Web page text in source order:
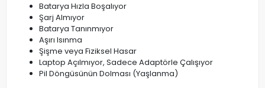
Batarya Hızla Boşalıyor
Şarj Almıyor
Batarya Tanınmıyor
Aşırı Isınma
Şişme veya Fiziksel Hasar
Laptop Açılmıyor, Sadece Adaptörle Çalışıyor
Pil Döngüsünün Dolması (Yaşlanma)